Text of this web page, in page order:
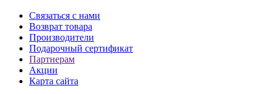
Связаться с нами
Возврат товара
Производители
Подарочный сертификат
Партнерам
Акции
Карта сайта